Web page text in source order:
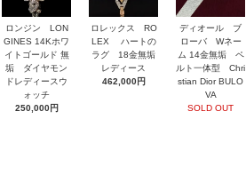
ロンジン LON
GINES 14Kホワ
イトゴールド 無
垢 ダイヤモン
ドレディースウ
ォッチ
250,000円
ロレックス RO
LEX ハートの
ラグ 18金無垢
レディース
462,000円
ディオール ブ
ローバ Wネー
ム 14金無垢 ペ
ルト一体型 Chri
stian Dior BULO
VA
SOLD OUT